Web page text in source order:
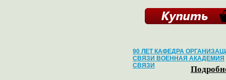
90 ЛЕТ КАФЕДРА
СВЯЗИ ВОЕННАЯ АКАДЕМИЯ
СВЯЗИ